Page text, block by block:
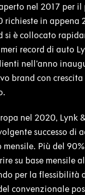
nel 2017 per il
richieste in appena
si è collocato
record di auto
nell’anno
brand con
nel 2020, Lynk
successo di
mensile. Più del
su base mensile
per la flessibilità
convenzionale